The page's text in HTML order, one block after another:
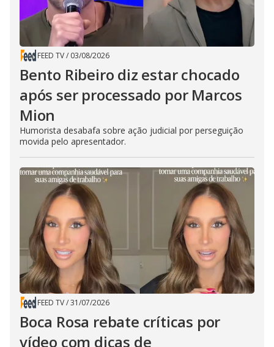
FEED TV/ 03/08/2026
Bento Ribeiro diz estar chocado
após ser processado por Marcos
Mion
Humorista desabafa sobre ação judicial por perseguição
movida pelo apresentador.
FEED TV/31/07/2026
Boca Rosa rebate críticas por
vídeo com dicas de